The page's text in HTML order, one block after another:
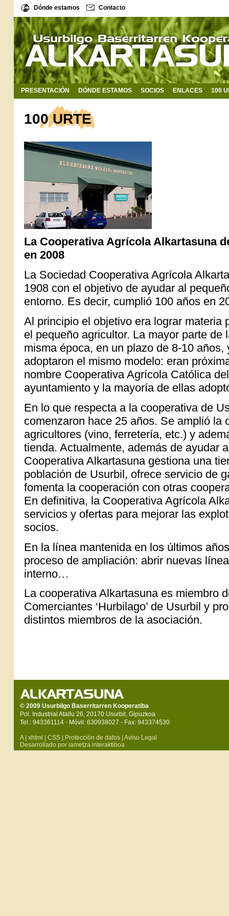
Dónde estamos Contacto
PRESENTACIÓN DÓNDE ESTAMOS SOCIOS ENLACES 100
100 URTE
La Cooperativa Agrícola Alkartasuna
en 2008
La Sociedad Cooperativa Agrícola
1908 con el objetivo de ayudar al
entorno. Es decir, cumplió 100 años en
Al principio el objetivo era lograr materia
el pequeño agricultor. La mayor parte de
misma época, en un plazo de 8-10
adoptaron el mismo modelo: eran
nombre Cooperativa Agrícola Católica
ayuntamiento y la mayoría de ellas
En lo que respecta a la cooperativa de
comenzaron hace 25 años. Se amplió la
agricultores (vino, ferretería, etc.) y
tienda. Actualmente, además de ayudar
Cooperativa Alkartasuna gestiona una
población de Usurbil, ofrece servicio de
fomenta la cooperación con otras
En definitiva, la Cooperativa Agrícola
servicios y ofertas para mejorar las
socios.
En la línea mantenida en los últimos
proceso de ampliación: abrir nuevas
interno…
La cooperativa Alkartasuna es miembro
Comerciantes ‘Hurbilago’ de Usurbil y
distintos miembros de la asociación.
© 2009 Usurbilgo Baserritarren Kooperatiba
Pol. Industrial Atallu 26, 20170 Usurbil, Gipuzkoa
Tel.: 943361114 - Móvil: 630938027 - Fax: 943374530
A| xhtml | CSS | Protección de datos | Aviso Legal
Desarrollado por iametza interaktiboa